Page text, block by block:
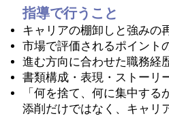
指導で行うこと
キャリアの棚卸しと強みの
市場で評価されるポイント
進む方向に合わせた職務経
書類構成・表現・ストーリ
「何を捨て、何に集中する
添削だけではなく、キャリ